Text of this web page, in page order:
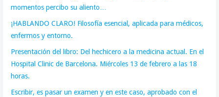
momentos percibo su aliento…
¡HABLANDO CLARO! Filosofía esencial, aplicada para médicos,
enfermos y entorno.
Presentación del libro: Del hechicero a la medicina actual. En el
Hospital Clinic de Barcelona. Miércoles 13 de febrero a las 18
horas.
Escribir, es pasar un examen y en este caso, aprobado con el